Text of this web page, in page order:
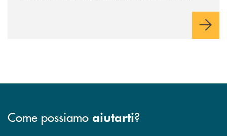
Come possiamo aiutarti?